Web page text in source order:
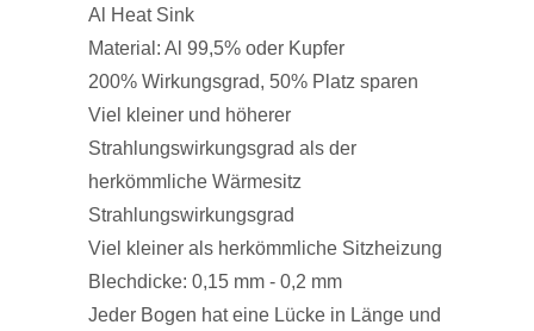
Al Heat Sink
Material: Al 99,5% oder Kupfer
200% Wirkungsgrad, 50% Platz sparen
Viel kleiner und höherer
Strahlungswirkungsgrad als der
herkömmliche Wärmesitz
Strahlungswirkungsgrad
Viel kleiner als herkömmliche Sitzheizung
Blechdicke: 0,15 mm - 0,2 mm
Jeder Bogen hat eine Lücke in Länge und